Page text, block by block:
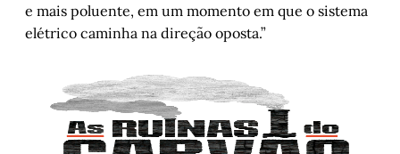
e mais poluente, em um momento em que o sistema
elétrico caminha na direção oposta.”